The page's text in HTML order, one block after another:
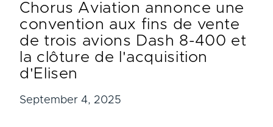
Chorus Aviation annonce une
convention aux fins de vente
de trois avions Dash 8-400 et
la clôture de l'acquisition
d'Elisen
September 4, 2025